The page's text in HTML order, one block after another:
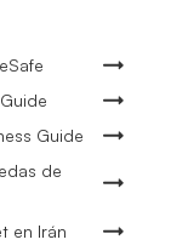
Guide
de
en Irán